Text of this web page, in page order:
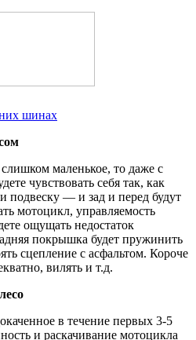
шинах
маленькое, то даже с
чувствовать себя так, как
подвеску — и зад и перед будут
мотоцикл, управляемость
ощущать недостаток
покрышка будет пружинить
сцепление с асфальтом. Короче
вилять и т.д.
в течение первых 3-5
и раскачивание мотоцикла